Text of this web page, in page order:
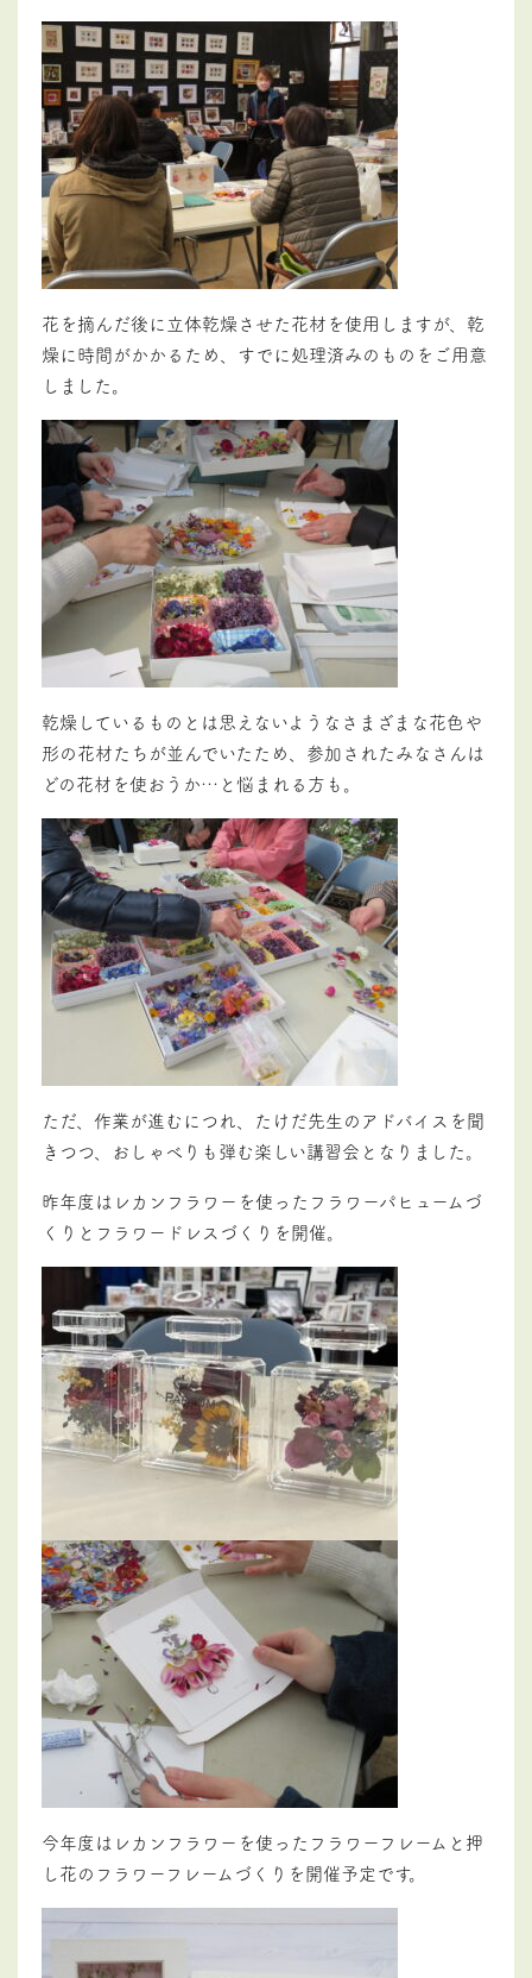
花を摘んだ後に立体乾燥させた花材を使用しますが、乾
燥に時間がかかるため、すでに処理済みのものをご用意
しました。
乾燥しているものとは思えないようなさまざまな花色や
形の花材たちが並んでいたため、参加されたみなさんは
どの花材を使おうか…と悩まれる方も。
ただ、作業が進むにつれ、たけだ先生のアドバイスを聞
きつつ、おしゃべりも弾む楽しい講習会となりました。
昨年度はレカンフラワーを使ったフラワーパヒュームづ
くりとフラワードレスづくりを開催。
今年度はレカンフラワーを使ったフラワーフレームと押
し花のフラワーフレームづくりを開催予定です。